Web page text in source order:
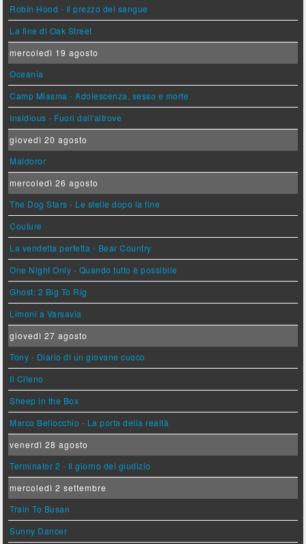
Robin Hood - Il prezzo del sangue
La fine di Oak Street
mercoledì 19 agosto
Oceania
Camp Miasma - Adolescenza, sesso e morte
Insidious - Fuori dall'altrove
giovedì 20 agosto
Maldoror
mercoledì 26 agosto
The Dog Stars - Le stelle dopo la fine
Couture
La vendetta perfetta - Bear Country
One Night Only - Quando tutto è possibile
Ghost: 2 Big To Rig
Limoni a Varsavia
giovedì 27 agosto
Tony - Diario di un giovane cuoco
Il Cileno
Sheep in the Box
Marco Bellocchio - La porta della realtà
venerdì 28 agosto
Terminator 2 - Il giorno del giudizio
mercoledì 2 settembre
Train To Busan
Sunny Dancer